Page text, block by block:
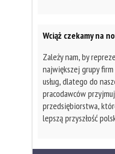
Wciąż czekamy na
Zależy nam, by
największej grupy
usług, dlatego do
pracodawców
przedsiębiorstwa,
lepszą przyszłość